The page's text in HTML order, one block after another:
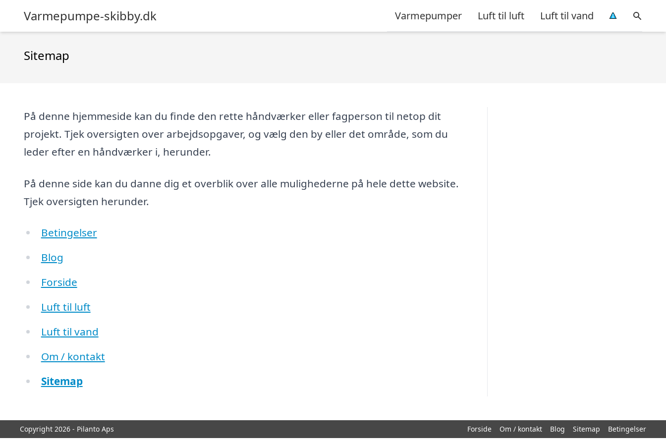
Varmepumpe-skibby.dk Varmepumper Luft til luft Luft til vand
Sitemap
På denne hjemmeside kan du finde den rette håndværker eller fagperson til netop dit
projekt. Tjek oversigten over arbejdsopgaver, og vælg den by eller det område, som du
leder efter en håndværker i, herunder.
På denne side kan du danne dig et overblik over alle mulighederne på hele dette website.
Tjek oversigten herunder.
Betingelser
Blog
Forside
Luft til luft
Luft til vand
Om / kontakt
Sitemap
Copyright 2026 - Pilanto Aps Forside Om / kontakt Blog Sitemap Betingelser